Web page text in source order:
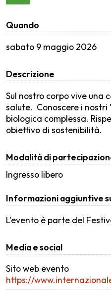
Quando
sabato 9 maggio 2026
Descrizione
Sul nostro corpo vive una
salute. Conoscere i nostri
biologica complessa.
obiettivo di sostenibilità.
Modalità di
Ingresso libero
Informazioni aggiuntive
L'evento è parte del
Media e social
Sito web evento
https://